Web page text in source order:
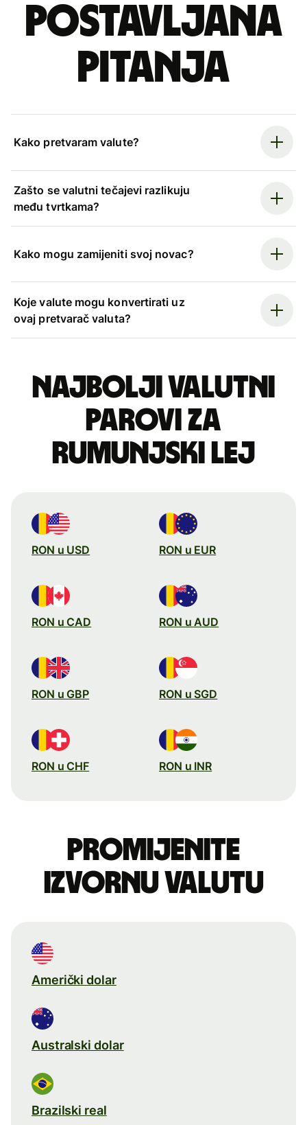
postavljana
pitanja
Kako pretvaram valute?
Zašto se valutni tečajevi razlikuju
među tvrtkama?
Kako mogu zamijeniti svoj novac?
Koje valute mogu konvertirati uz
ovaj pretvarač valuta?
Najbolji valutni
parovi za
rumunjski lej
RON u USD RON u EUR
RON u CAD RON u AUD
RON u GBP RON u SGD
RON u CHF RON u INR
Promijenite
izvornu valutu
Američki dolar
Australski dolar
Brazilski real